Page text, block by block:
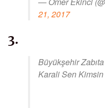
21, 2017
3.
Büyükşehir
Karali Sen